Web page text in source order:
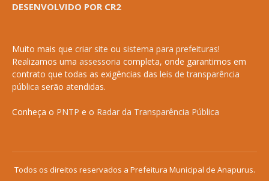
DESENVOLVIDO POR CR2
Muito mais que criar site ou sistema para prefeituras!
Realizamos uma assessoria completa, onde garantimos em
contrato que todas as exigências das leis de transparência
pública serão atendidas.
Conheça o PNTP e o Radar da Transparência Pública
Todos os direitos reservados a Prefeitura Municipal de Anapurus.